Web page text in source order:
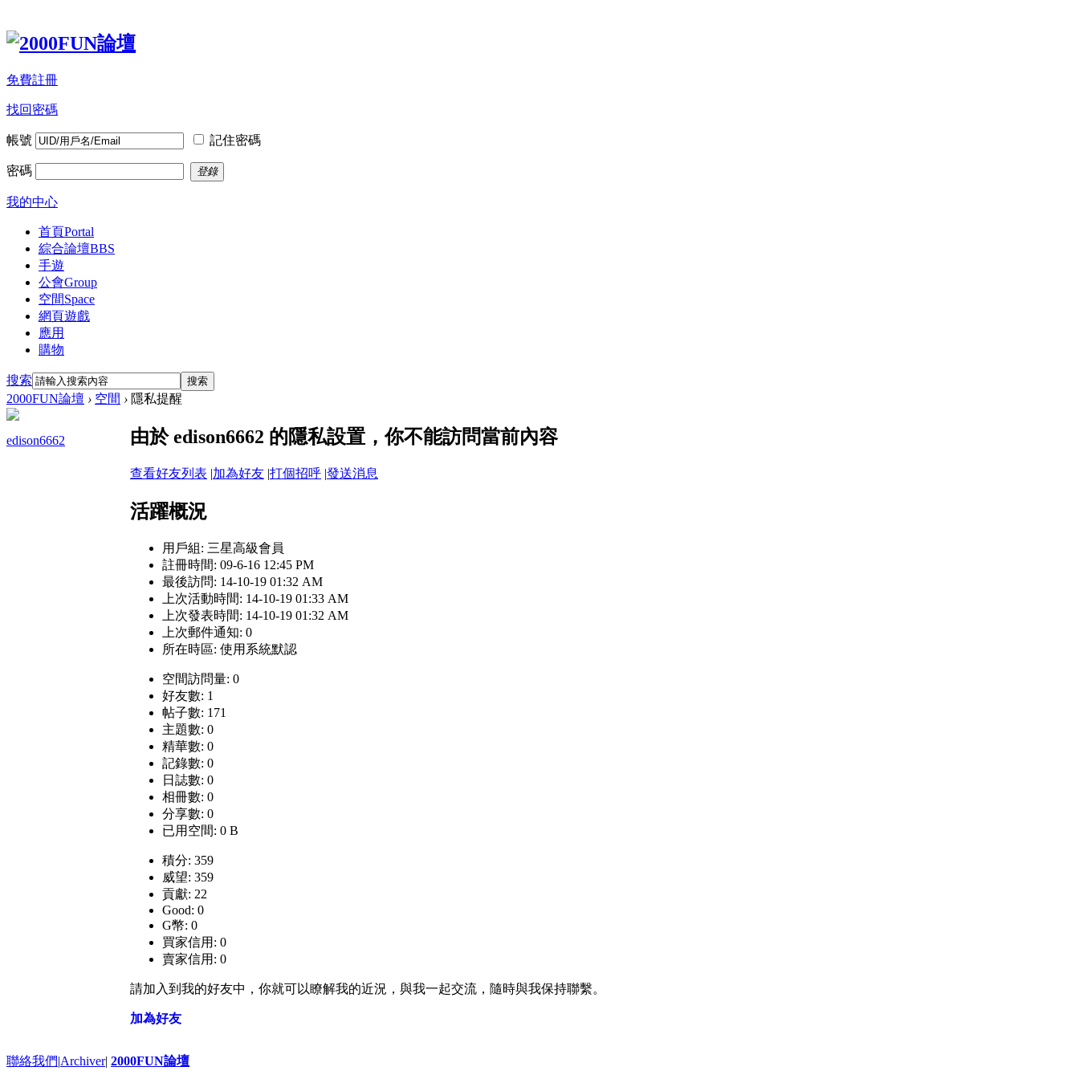
免費註冊
找回密碼
帳號 記住密碼
密碼 登錄
我的中心
首頁Portal
綜合論壇BBS
手遊
公會Group
空間Space
網頁遊戲
應用
購物
搜索 搜索
2000FUN論壇 › 空間 › 隱私提醒
edison6662 由於 edison6662 的隱私設置，你不能訪問當前內容
查看好友列表 |加為好友 |打個招呼 |發送消息
活躍概況
用戶組: 三星高級會員
註冊時間: 09-6-16 12:45 PM
最後訪問: 14-10-19 01:32 AM
上次活動時間: 14-10-19 01:33 AM
上次發表時間: 14-10-19 01:32 AM
上次郵件通知: 0
所在時區: 使用系統默認
空間訪問量: 0
好友數: 1
帖子數: 171
主題數: 0
精華數: 0
記錄數: 0
日誌數: 0
相冊數: 0
分享數: 0
已用空間: 0 B
積分: 359
威望: 359
貢獻: 22
Good: 0
G幣: 0
買家信用: 0
賣家信用: 0
請加入到我的好友中，你就可以瞭解我的近況，與我一起交流，隨時與我保持聯繫。
加為好友
聯絡我們|Archiver| 2000FUN論壇